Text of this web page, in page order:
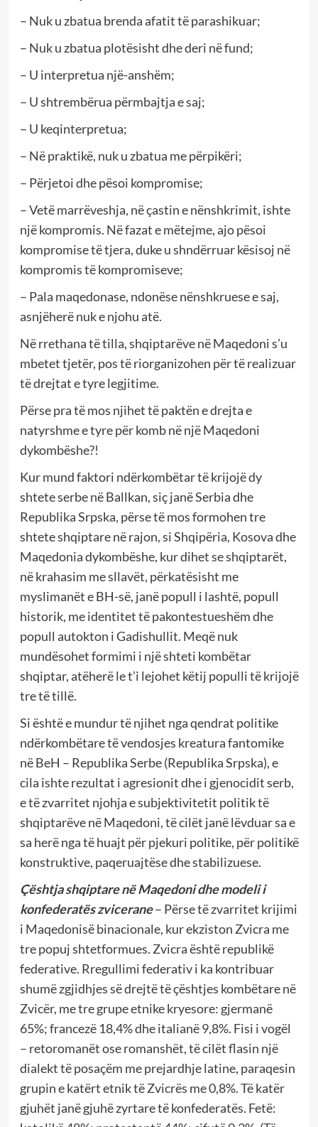
– Nuk u zbatua brenda afatit të parashikuar;
– Nuk u zbatua plotësisht dhe deri në fund;
– U interpretua një-anshëm;
– U shtrembërua përmbajtja e saj;
– U keqinterpretua;
– Në praktikë, nuk u zbatua me përpikëri;
– Përjetoi dhe pësoi kompromise;
– Vetë marrëveshja, në çastin e nënshkrimit, ishte
një kompromis. Në fazat e mëtejme, ajo pësoi
kompromise të tjera, duke u shndërruar kësisoj në
kompromis të kompromiseve;
– Pala maqedonase, ndonëse nënshkruese e saj,
asnjëherë nuk e njohu atë.
Në rrethana të tilla, shqiptarëve në Maqedoni s’u
mbetet tjetër, pos të riorganizohen për të realizuar
të drejtat e tyre legjitime.
Përse pra të mos njihet të paktën e drejta e
natyrshme e tyre për komb në një Maqedoni
dykombëshe?!
Kur mund faktori ndërkombëtar të krijojë dy
shtete serbe në Ballkan, siç janë Serbia dhe
Republika Srpska, përse të mos formohen tre
shtete shqiptare në rajon, si Shqipëria, Kosova dhe
Maqedonia dykombëshe, kur dihet se shqiptarët,
në krahasim me sllavët, përkatësisht me
myslimanët e BH-së, janë popull i lashtë, popull
historik, me identitet të pakontestueshëm dhe
popull autokton i Gadishullit. Meqë nuk
mundësohet formimi i një shteti kombëtar
shqiptar, atëherë le t’i lejohet këtij populli të krijojë
tre të tillë.
Si është e mundur të njihet nga qendrat politike
ndërkombëtare të vendosjes kreatura fantomike
në BeH – Republika Serbe (Republika Srpska), e
cila ishte rezultat i agresionit dhe i gjenocidit serb,
e të zvarritet njohja e subjektivitetit politik të
shqiptarëve në Maqedoni, të cilët janë lëvduar sa e
sa herë nga të huajt për pjekuri politike, për politikë
konstruktive, paqeruajtëse dhe stabilizuese.
Çështja shqiptare në Maqedoni dhe modeli i
konfederatës zvicerane– Përse të zvarritet krijimi
i Maqedonisë binacionale, kur ekziston Zvicra me
tre popuj shtetformues. Zvicra është republikë
federative. Rregullimi federativ i ka kontribuar
shumë zgjidhjes së drejtë të çështjes kombëtare në
Zvicër, me tre grupe etnike kryesore: gjermanë
65%; francezë 18,4% dhe italianë 9,8%. Fisi i vogël
– retoromanët ose romanshët, të cilët flasin një
dialekt të posaçëm me prejardhje latine, paraqesin
grupin e katërt etnik të Zvicrës me 0,8%. Të katër
gjuhët janë gjuhë zyrtare të konfederatës. Fetë: